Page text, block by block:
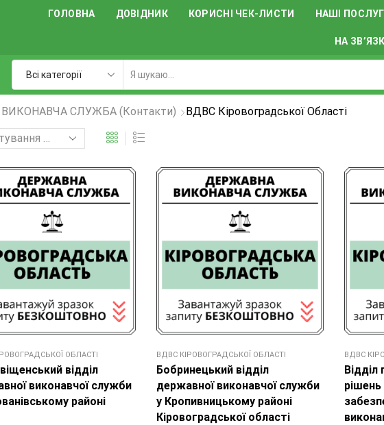
ГОЛОВНА ДОВІДНИК КОРИСНІ ЧЕК-ЛИСТИ НАШІ
НА
СЛУЖБА (контакти) ВДВС Кіровоградської Області
ОБЛАСТІ
відділ
виконавчої служби
районі
ВДВС КІРОВОГРАДСЬКОЇ ОБЛАСТІ
Бобринецький відділ
державної виконавчої служби
у Кропивницькому районі
Кіровоградської області
ВДВС
рішень